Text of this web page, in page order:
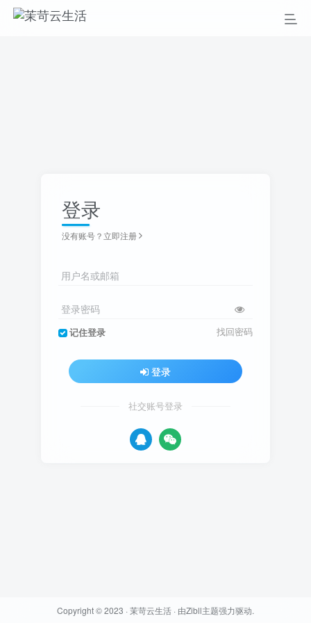
登录
没有账号？立即注册
用户名或邮箱
登录密码
记住登录 找回密码
登录
社交账号登录
Copyright © 2023 · 茉苛云生活 · 由Zibll主题强力驱动.